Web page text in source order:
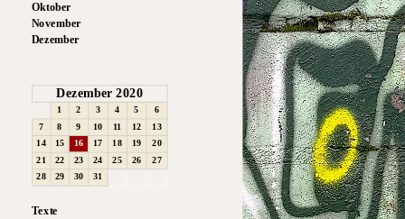
Oktober
November
Dezember
Dezember 2020
1 2 3 4 5
6
7
8 9 10 11 12 13
14 15 16 17 18 19
20
21
22 23 24 25 26 27
28 29 30 31
Texte